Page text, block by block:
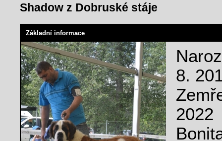
Shadow z Dobruské stáje
Základní informace
8.
2022